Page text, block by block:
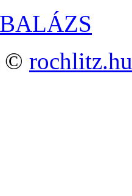
© rochlitz.hu